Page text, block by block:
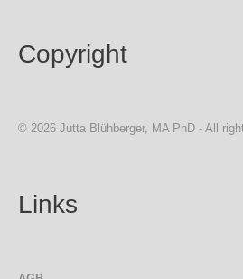
Copyright
© 2026 Jutta Blühberger, MA PhD - All
Links